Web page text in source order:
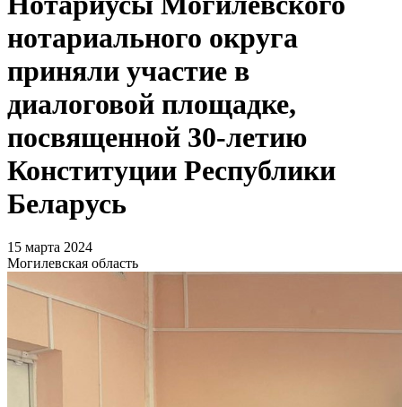
нотариального округа
приняли участие в
диалоговой площадке,
посвященной 30-летию
Конституции Республики
Беларусь
15 марта 2024
Могилевская область